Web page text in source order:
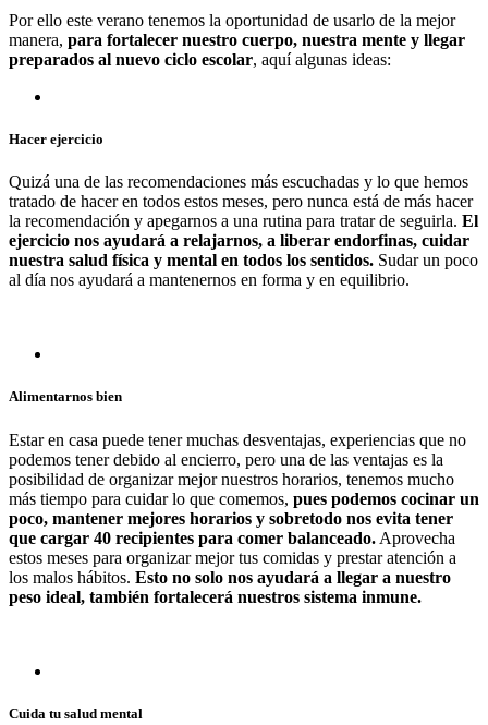
Por ello este verano tenemos la oportunidad de usarlo de la mejor
manera, para fortalecer nuestro cuerpo, nuestra mente y llegar
preparados al nuevo ciclo escolar, aquí algunas ideas:
Hacer ejercicio
Quizá una de las recomendaciones más escuchadas y lo que hemos
tratado de hacer en todos estos meses, pero nunca está de más hacer
la recomendación y apegarnos a una rutina para tratar de seguirla. El
ejercicio nos ayudará a relajarnos, a liberar endorfinas, cuidar
nuestra salud física y mental en todos los sentidos. Sudar un poco
al día nos ayudará a mantenernos en forma y en equilibrio.
Alimentarnos bien
Estar en casa puede tener muchas desventajas, experiencias que no
podemos tener debido al encierro, pero una de las ventajas es la
posibilidad de organizar mejor nuestros horarios, tenemos mucho
más tiempo para cuidar lo que comemos, pues podemos cocinar un
poco, mantener mejores horarios y sobretodo nos evita tener
que cargar 40 recipientes para comer balanceado. Aprovecha
estos meses para organizar mejor tus comidas y prestar atención a
los malos hábitos. Esto no solo nos ayudará a llegar a nuestro
peso ideal, también fortalecerá nuestros sistema inmune.
Cuida tu salud mental